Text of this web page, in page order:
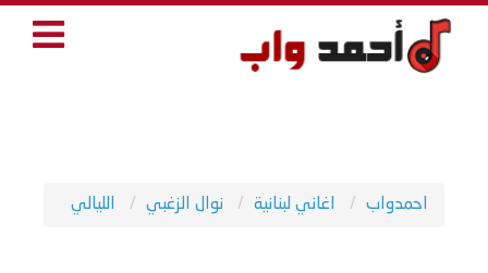
احمدواب اغاني لبنانية نوال الزغبي الليالي